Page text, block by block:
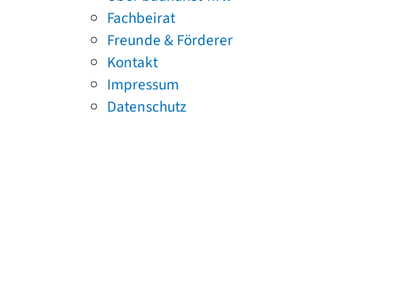
Fachbeirat
Freunde & Förderer
Kontakt
Impressum
Datenschutz